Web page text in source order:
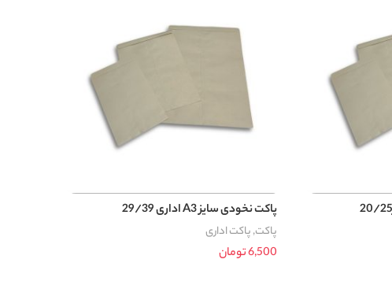
پاکت نخودی سایز A3 اداری 29/39
پاکت,پاکت اداری
6,500تومان